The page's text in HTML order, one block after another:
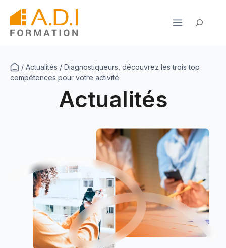
contenu
/ Actualités / Diagnostiqueurs, découvrez les trois top
compétences pour votre activité
Actualités